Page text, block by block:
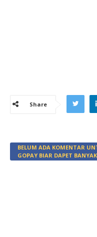
Share
BELUM ADA KOMENTAR
GOPAY BIAR DAPET